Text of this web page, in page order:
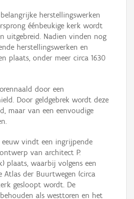
herstellingswerken
éénbeukige kerk wordt
uitgebreid. Nadien vinden nog
herstellingswerken en
plaats, onder meer circa 1630
door een
Door geldgebrek wordt deze
maar van een eenvoudige
eeuw vindt een ingrijpende
van architect P.
plaats, waarbij volgens een
Atlas der Buurtwegen (circa
gesloopt wordt. De
als westtoren en het